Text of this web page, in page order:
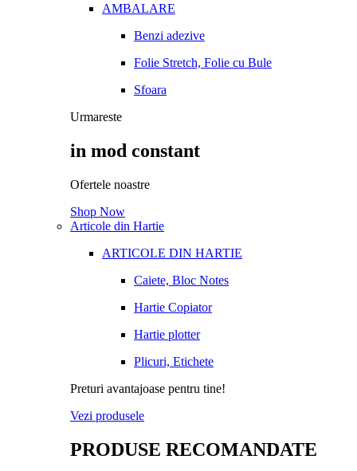
AMBALARE
Benzi adezive
Folie Stretch, Folie cu Bule
Sfoara
Urmareste
in mod constant
Ofertele noastre
Shop Now
Articole din Hartie
ARTICOLE DIN HARTIE
Caiete, Bloc Notes
Hartie Copiator
Hartie plotter
Plicuri, Etichete
Preturi avantajoase pentru tine!
Vezi produsele
PRODUSE RECOMANDATE